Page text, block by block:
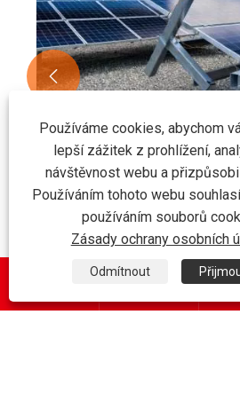
Jak ocel průřezu Z zlepšuje
účinnost?
Ukázat více >>

Používáme cookies, abychom
lepší zážitek z prohlížení,
návštěvnost webu a
Používáním tohoto webu
používáním souborů
Zásady ochrany osobních
Odmítnout